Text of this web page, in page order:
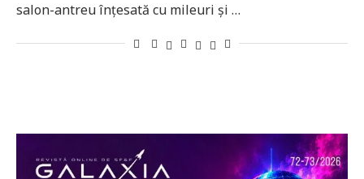
salon-antreu înțesată cu mileuri și …